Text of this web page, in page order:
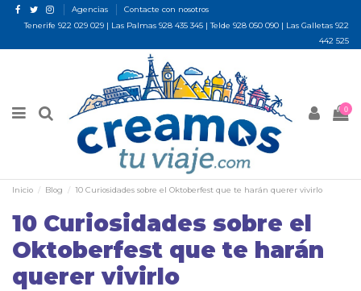
Agencias
Contacte con nosotros
Tenerife 922 029 029 | Las Palmas 928 435 345 | Telde 928 050 090 | Las Galletas 922
442 525
0
Inicio Blog 10 Curiosidades sobre el Oktoberfest que te harán querer vivirlo
10 Curiosidades sobre el
Oktoberfest que te harán
querer vivirlo